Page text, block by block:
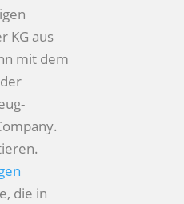
KG aus
mit dem
die in